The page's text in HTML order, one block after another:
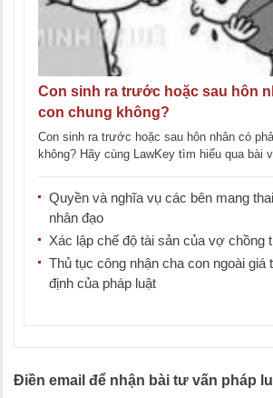
Con sinh ra trước hoặc sau hôn
con chung không?
Con sinh ra trước hoặc sau hôn nhân có
không? Hãy cùng LawKey tìm hiểu qua bài
Quyền và nghĩa vụ các bên mang
nhân đạo
Xác lập chế độ tài sản của vợ chồng
Thủ tục công nhận cha con ngoài giá
định của pháp luật
Điền email để nhận bài tư vấn pháp